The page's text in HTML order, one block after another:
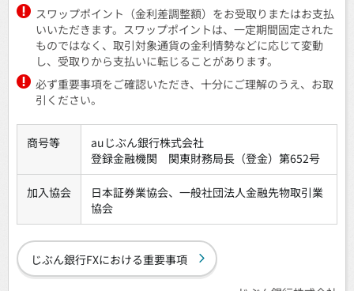
スワップポイント（金利差調整額）をお受取りまたはお支払
いいただきます。スワップポイントは、一定期間固定された
ものではなく、取引対象通貨の金利情勢などに応じて変動
し、受取りから支払いに転じることがあります。
必ず重要事項をご確認いただき、十分にご理解のうえ、お取
引ください。
商号等
auじぶん銀行株式会社
登録金融機関 関東財務局長（登金）第652号
加入協会
日本証券業協会、一般社団法人金融先物取引業
協会
じぶん銀行FXにおける重要事項